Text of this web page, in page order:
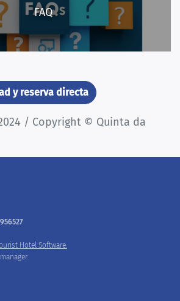
FAQ
y reserva directa
/ Copyright © Quinta da
Hotel Software.